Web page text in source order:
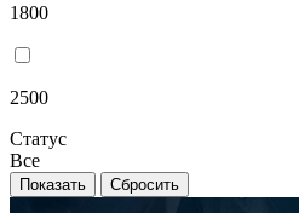
1800
2500
Статус
Все